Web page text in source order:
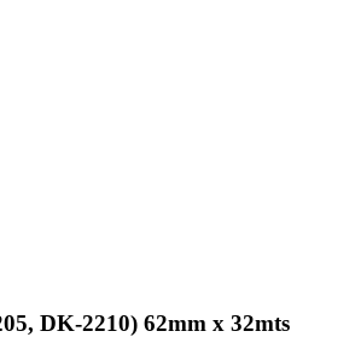
DK-2210) 62mm x 32mts